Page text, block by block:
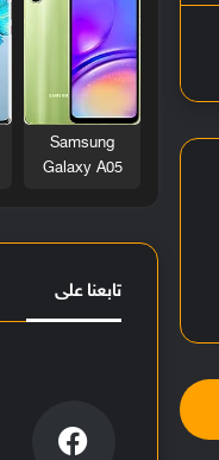
Samsung
Galaxy A05
تابعنا على